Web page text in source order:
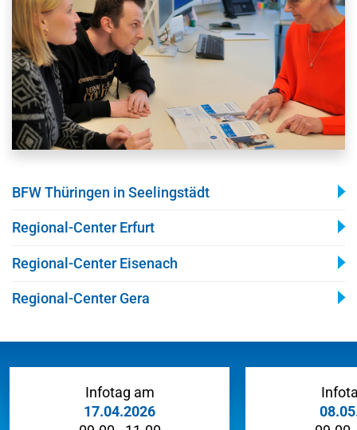
BFW Thüringen in Seelingstädt
Regional-Center Erfurt
Regional-Center Eisenach
Regional-Center Gera
Infotag am
17.04.2026